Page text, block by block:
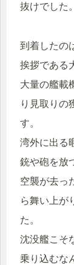
抜けでした。
到着したの
挨拶である
大量の艦載
り見取りの
す。
湾外に出る
銃や砲を放
空襲が去っ
ら舞い上が
た。
沈没艦こそ
乗り込むな